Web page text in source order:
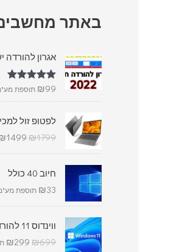
באתר
אגרון להורדה
דורג5.00₪99 תוספת
לפטופ זול
₪1799
1499
חיוב 40 כולל
₪33 תוספת
ווינדוס 11 להורדה
₪699
₪299